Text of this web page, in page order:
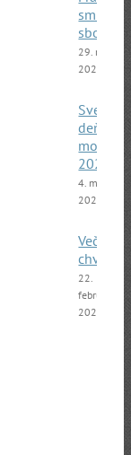
smíšený
sbor
29. marca
2025
Svetový
deň
2025
4. marca
2025
Večer
chvál
22.
februára
2025